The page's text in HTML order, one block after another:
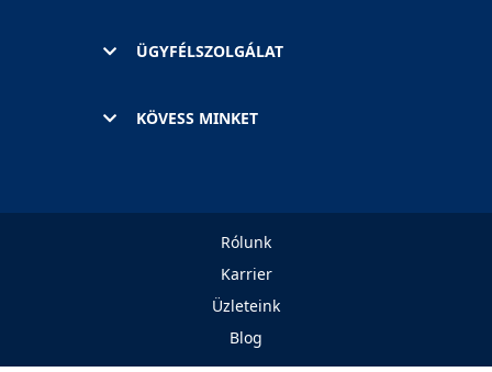
ÜGYFÉLSZOLGÁLAT
KÖVESS MINKET
Rólunk
Karrier
Üzleteink
Blog